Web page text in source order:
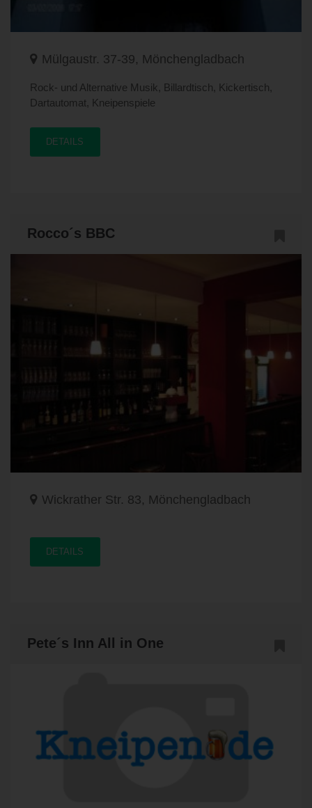
Mülgaustr. 37-39, Mönchengladbach
Rock- und Alternative Musik, Billardtisch, Kickertisch,
Dartautomat, Kneipenspiele
DETAILS
Rocco´s BBC
Wickrather Str. 83, Mönchengladbach
DETAILS
Pete´s Inn All in One